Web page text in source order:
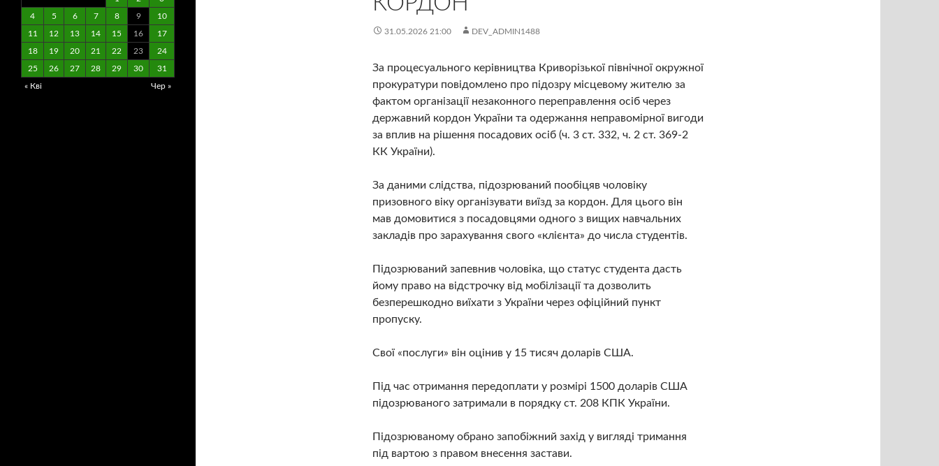
31.05.2026 21:00 DEV_ADMIN1488
За процесуального керівництва Криворізької північної окружної
прокуратури повідомлено про підозру місцевому жителю за
фактом організації незаконного переправлення осіб через
державний кордон України та одержання неправомірної вигоди
за вплив на рішення посадових осіб (ч. 3 ст. 332, ч. 2 ст. 369-2
КК України).
За даними слідства, підозрюваний пообіцяв чоловіку
призовного віку організувати виїзд за кордон. Для цього він
мав домовитися з посадовцями одного з вищих навчальних
закладів про зарахування свого «клієнта» до числа студентів.
Підозрюваний запевнив чоловіка, що статус студента дасть
йому право на відстрочку від мобілізації та дозволить
безперешкодно виїхати з України через офіційний пункт
пропуску.
Свої «послуги» він оцінив у 15 тисяч доларів США.
Під час отримання передоплати у розмірі 1500 доларів США
підозрюваного затримали в порядку ст. 208 КПК України.
Підозрюваному обрано запобіжний захід у вигляді тримання
під вартою з правом внесення застави.
4 5 6 7 8 9 10
11 12 13 14 15 16 17
18 19 20 21 22 23 24
25 26 27 28 29 30 31
« Кві Чер »